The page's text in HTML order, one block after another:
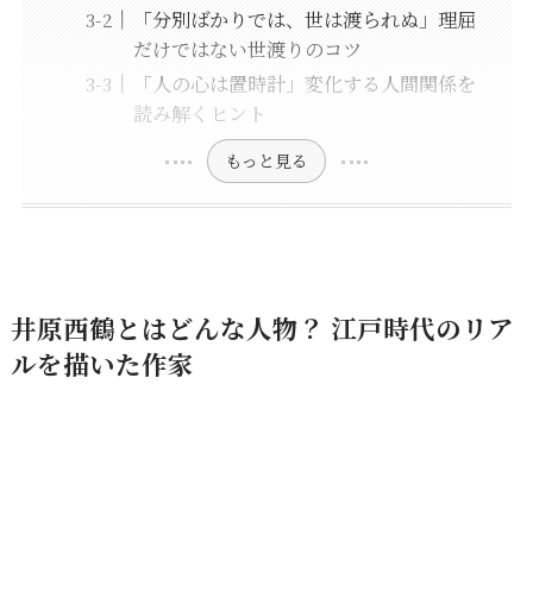
「分別ばかりでは、世は渡られぬ」理屈
だけではない世渡りのコツ
「人の心は置時計」変化する人間関係を
読み解くヒント
もっと見る
井原西鶴とはどんな人物？ 江戸時代のリア
ルを描いた作家